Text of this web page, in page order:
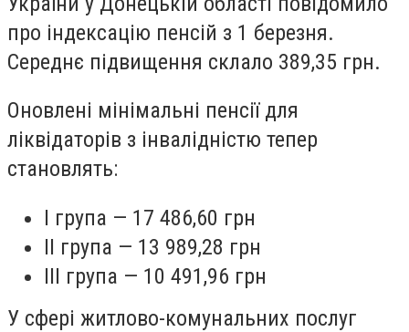
про індексацію пенсій з 1 березня.
Середнє підвищення склало 389,35 грн.
Оновлені мінімальні пенсії для
ліквідаторів з інвалідністю тепер
становлять:
І група — 17 486,60 грн
ІІ група — 13 989,28 грн
ІІІ група — 10 491,96 грн
У сфері житлово-комунальних послуг